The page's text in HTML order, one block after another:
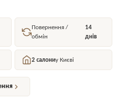
Повернення /
обмін
14
днів
2 салониу Києві